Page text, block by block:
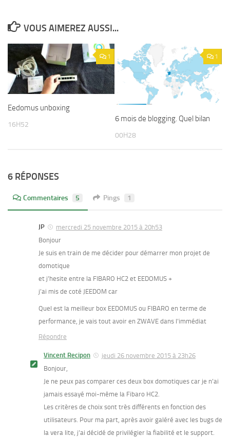
VOUS AIMEREZ AUSSI...
1
Eedomus unboxing
16H52
1
6 mois de blogging. Quel bilan
00H28
6 RÉPONSES
Commentaires 5 Pings 1
JP
mercredi 25 novembre 2015 à 20h53
Bonjour
Je suis en train de me décider pour démarrer mon projet de
domotique
et j’hesite entre la FIBARO HC2 et EEDOMUS +
j’ai mis de coté JEEDOM car
Quel est la meilleur box EEDOMUS ou FIBARO en terme de
performance, je vais tout avoir en ZWAVE dans l’immédiat
Répondre
Vincent Recipon
jeudi 26 novembre 2015 à 23h26
Bonjour,
Je ne peux pas comparer ces deux box domotiques car je n’ai
jamais essayé moi-même la Fibaro HC2.
Les critères de choix sont très différents en fonction des
utilisateurs. Pour ma part, après avoir galéré avec les bugs de
la vera lite, j’ai décidé de privilégier la fiabilité et le support.